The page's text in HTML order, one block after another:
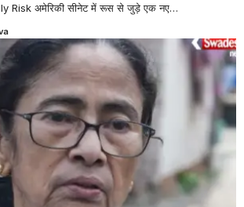
Risk अमेरिकी सीनेट में रूस से जुड़े एक नए…